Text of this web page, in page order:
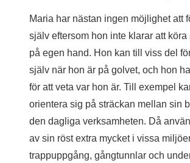
Maria har nästan ingen möjlighet att
själv eftersom hon inte klarar att köra
på egen hand. Hon kan till viss del
själv när hon är på golvet, och hon
för att veta var hon är. Till exempel
orientera sig på sträckan mellan sin
den dagliga verksamheten. Då
av sin röst extra mycket i vissa
trappuppgång, gångtunnlar och